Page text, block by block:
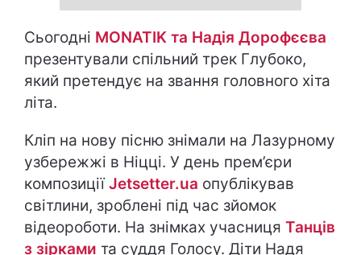
Сьогодні MONATIK та Надія Дорофєєва
презентували спільний трек Глубоко,
який претендує на звання головного хіта
літа.
Кліп на нову пісню знімали на Лазурному
узбережжі в Ніцці. У день прем’єри
композиціїJetsetter.ua опублікував
світлини, зроблені під час зйомок
відеороботи. На знімках учасниця Танців
з зірками та суддя Голосу. Діти Надя